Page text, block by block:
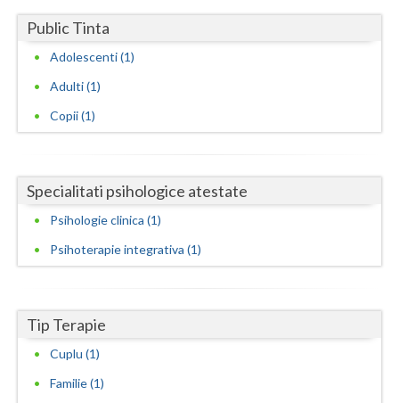
Iasi
Maramures
Mures
Neamt
Olt
Salaj
Satu-Mare
Public Tinta
Adolescenti (1)
Adulti (1)
Copii (1)
Specialitati psihologice atestate
Psihologie clinica (1)
Psihoterapie integrativa (1)
Tip Terapie
Cuplu (1)
Familie (1)